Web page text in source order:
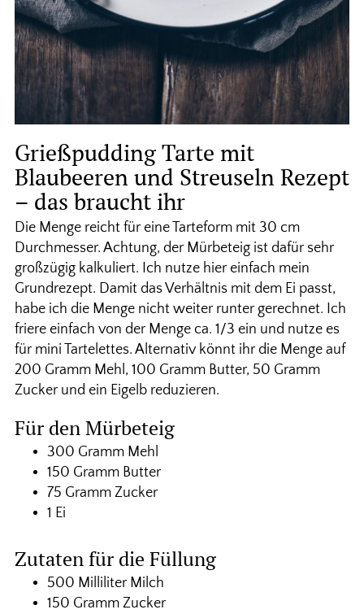
Grießpudding Tarte mit
Blaubeeren und Streuseln Rezept
– das braucht ihr
Die Menge reicht für eine Tarteform mit 30 cm
Durchmesser. Achtung, der Mürbeteig ist dafür sehr
großzügig kalkuliert. Ich nutze hier einfach mein
Grundrezept. Damit das Verhältnis mit dem Ei passt,
habe ich die Menge nicht weiter runter gerechnet. Ich
friere einfach von der Menge ca. 1/3 ein und nutze es
für mini Tartelettes. Alternativ könnt ihr die Menge auf
200 Gramm Mehl, 100 Gramm Butter, 50 Gramm
Zucker und ein Eigelb reduzieren.
Für den Mürbeteig
300 Gramm Mehl
150 Gramm Butter
75 Gramm Zucker
1 Ei
Zutaten für die Füllung
500 Milliliter Milch
150 Gramm Zucker